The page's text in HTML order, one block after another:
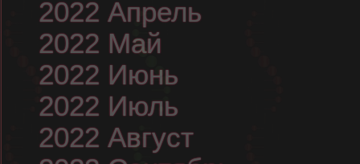
2022 Апрель
2022 Май
2022 Июнь
2022 Июль
2022 Август